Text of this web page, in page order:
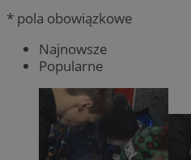
* pola obowiązkowe
Najnowsze
Popularne